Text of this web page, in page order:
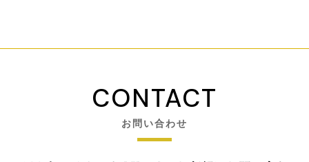
CONTACT
お問い合わせ